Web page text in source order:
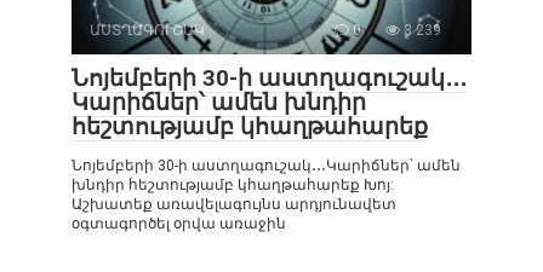
ԱՍՏՂԱԳՈՒՇԱԿ 0 3 239
Նոյեմբերի 30-ի աստղագուշակ․․․
Կարիճներ՝ ամեն խնդիր
հեշտությամբ կհաղթահարեք
Նոյեմբերի 30-ի աստղագուշակ․․․Կարիճներ՝ ամեն
խնդիր հեշտությամբ կհաղթահարեք Խոյ:
Աշխատեք առավելագույնս արդյունավետ
օգտագործել օրվա առաջին